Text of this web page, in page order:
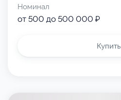
Номинал
от 500 до 500 000 ₽
Купить